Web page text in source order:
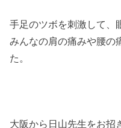
手足のツボを刺激して、
みんなの肩の痛みや腰の
た。
大阪から日山先生をお招